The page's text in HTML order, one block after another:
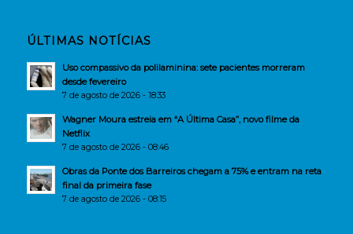
ÚLTIMAS NOTÍCIAS
Uso compassivo da polilaminina: sete pacientes morreram
desde fevereiro
7 de agosto de 2026 - 18:33
Wagner Moura estreia em “A Última Casa”, novo filme da
Netflix
7 de agosto de 2026 - 08:46
Obras da Ponte dos Barreiros chegam a 75% e entram na reta
final da primeira fase
7 de agosto de 2026 - 08:15